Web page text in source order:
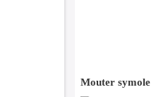
Mouter symole